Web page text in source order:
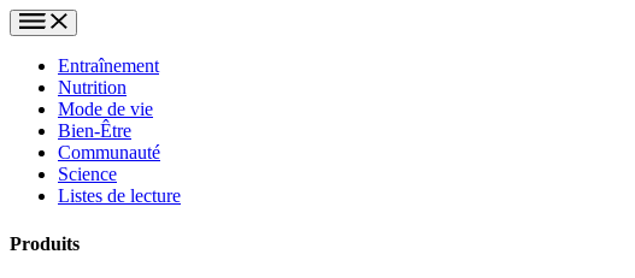
Entraînement
Nutrition
Mode de vie
Bien-Être
Communauté
Science
Listes de lecture
Produits